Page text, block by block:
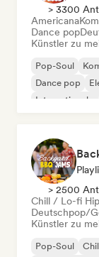
> 3300
Americana
Dance pop
Künstler zu
Pop-Soul
Dance pop
Internationaler
> 2500
Chill / Lo-fi
Deutschpop/
Künstler zu
Pop-Soul